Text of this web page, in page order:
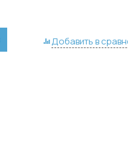
Добавить в